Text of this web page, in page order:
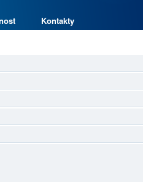
Kontakty